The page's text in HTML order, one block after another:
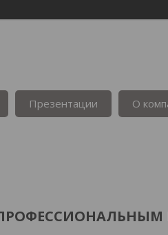
Презентации О